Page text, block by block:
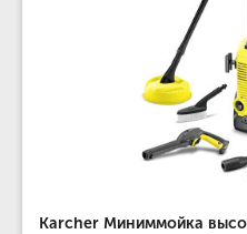
Karcher Миниммойка